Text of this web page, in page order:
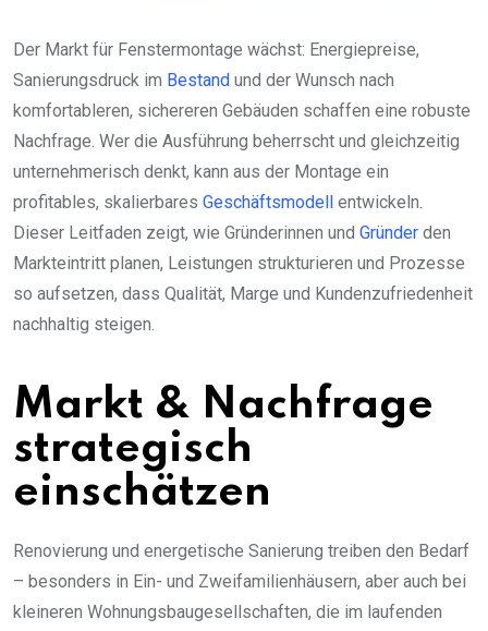
Der Markt für Fenstermontage wächst: Energiepreise,
Sanierungsdruck im Bestand und der Wunsch nach
komfortableren, sichereren Gebäuden schaffen eine robuste
Nachfrage. Wer die Ausführung beherrscht und gleichzeitig
unternehmerisch denkt, kann aus der Montage ein
profitables, skalierbares Geschäftsmodell
entwickeln.
Dieser Leitfaden zeigt, wie Gründerinnen und Gründer den
Markteintritt planen, Leistungen strukturieren und Prozesse
so aufsetzen, dass Qualität, Marge und Kundenzufriedenheit
nachhaltig steigen.
Markt & Nachfrage
strategisch
einschätzen
Renovierung und energetische Sanierung treiben den Bedarf
– besonders in Ein- und Zweifamilienhäusern, aber auch bei
kleineren Wohnungsbaugesellschaften, die im laufenden